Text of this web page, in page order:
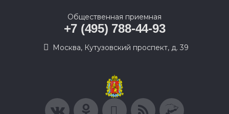
Общественная приемная
+7 (495) 788-44-93
Москва, Кутузовский проспект, д. 39